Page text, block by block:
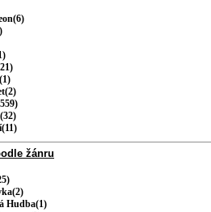
žánru
Hudba(1)